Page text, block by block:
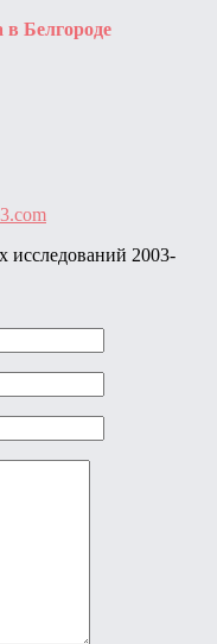
в Белгороде
исследований ‎2003-